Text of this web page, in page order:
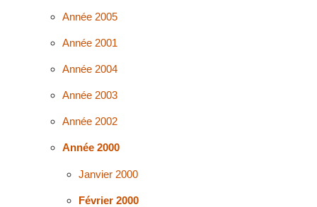
Année 2005
Année 2001
Année 2004
Année 2003
Année 2002
Année 2000
Janvier 2000
Février 2000